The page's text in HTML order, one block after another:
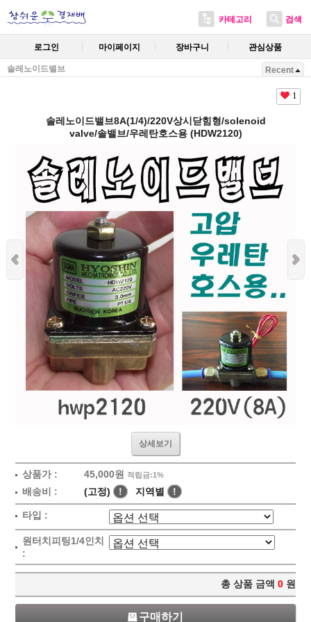
카테고리 검색
로그인 마이페이지 장바구니 관심상품
솔레노이드밸브 Recent
1
솔레노이드밸브8A(1/4)/220V상시닫힘형/solenoid
valve/솔밸브/우레탄호스용 (HDW2120)
상세보기
상품가 : 45,000원 적립금:1%
배송비 : (고정) ! 지역별 !
타입 :
원터치피팅1/4인치
:
총 상품 금액 0 원
구매하기